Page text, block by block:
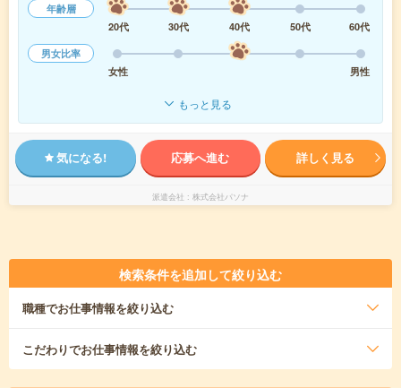
年齢層
20代
30代 40代 50代
60代
男女比率
女性
男性
もっと見る
気になる! 応募へ進む 詳しく見る
派遣会社 株式会社パソナ
検索条件を追加して絞り込む
職種でお仕事情報を絞り込む
こだわりでお仕事情報を絞り込む